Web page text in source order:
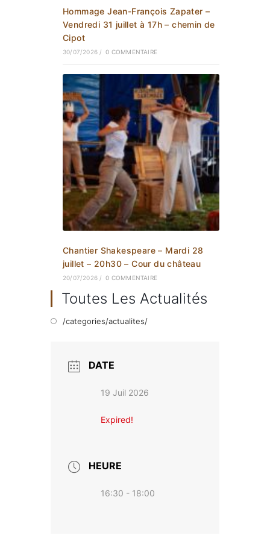
Hommage Jean-François Zapater –
Vendredi 31 juillet à 17h – chemin de
Cipot
30/07/2026 / 0 COMMENTAIRE
Chantier Shakespeare – Mardi 28
juillet – 20h30 – Cour du château
20/07/2026 / 0 COMMENTAIRE
Toutes Les Actualités
/categories/actualites/
DATE
19 Juil 2026
Expired!
HEURE
16:30 - 18:00